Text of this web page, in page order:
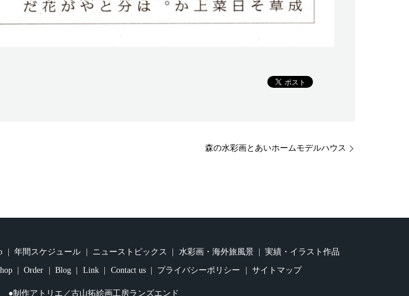
森の水彩画とあいホームモデルハウス
年間スケジュール ニューストピックス 水彩画・海外旅風景 実績・イラスト作品
Order Blog Link Contact us プライバシーポリシー サイトマップ
●制作アトリエ／古山拓絵画工房ランズエンド